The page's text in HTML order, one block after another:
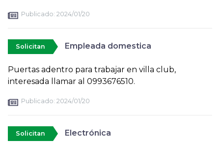
Publicado: 2024/01/20
Solicitan Empleada domestica
Puertas adentro para trabajar en villa club,
interesada llamar al 0993676510.
Publicado: 2024/01/20
Solicitan Electrónica